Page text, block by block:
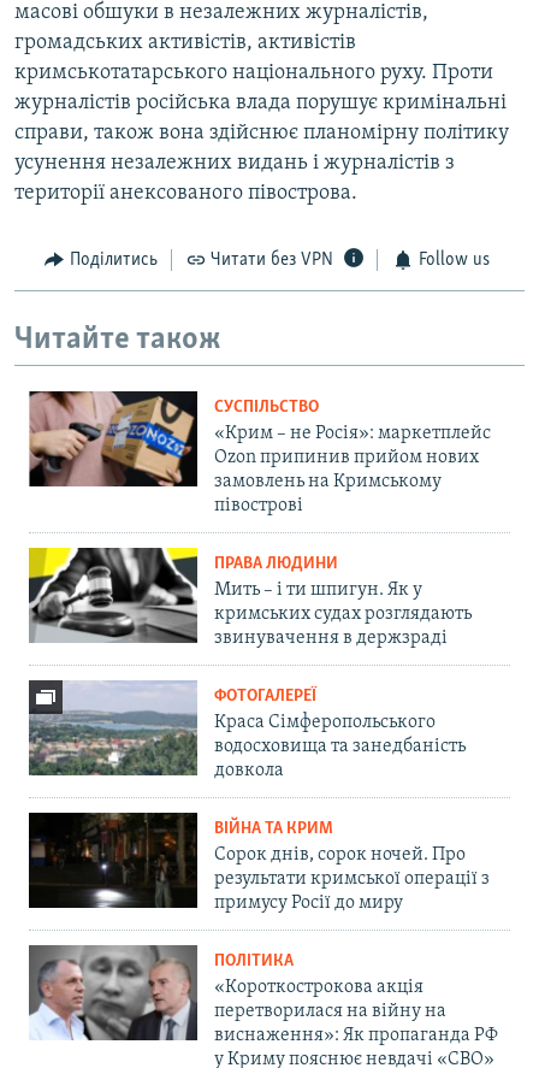
масові обшуки в незалежних журналістів,
громадських активістів, активістів
кримськотатарського національного руху. Проти
журналістів російська влада порушує кримінальні
справи, також вона здійснює планомірну політику
усунення незалежних видань і журналістів з
території анексованого півострова.
Поділитись Читати без VPN Follow us
Читайте також
СУСПІЛЬСТВО
«Крим – не Росія»: маркетплейс
Ozon припинив прийом нових
замовлень на Кримському
півострові
ПРАВА ЛЮДИНИ
Мить – і ти шпигун. Як у
кримських судах розглядають
звинувачення в держзраді
ФОТОГАЛЕРЕЇ
Краса Сімферопольського
водосховища та занедбаність
довкола
ВІЙНА ТА КРИМ
Сорок днів, сорок ночей. Про
результати кримської операції з
примусу Росії до миру
ПОЛІТИКА
«Короткострокова акція
перетворилася на війну на
виснаження»: Як пропаганда РФ
у Криму пояснює невдачі «СВО»